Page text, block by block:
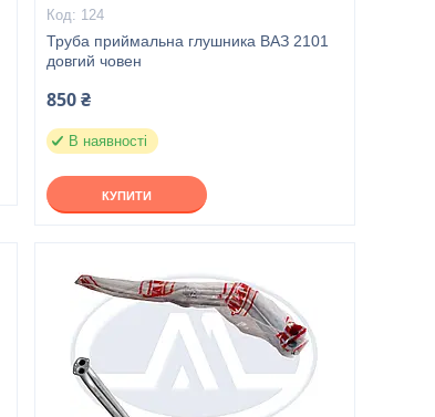
124
Труба приймальна глушника ВАЗ 2101
довгий човен
850 ₴
В наявності
КУПИТИ